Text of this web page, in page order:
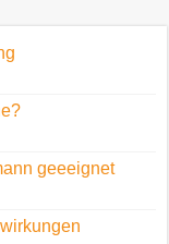
geeeignet